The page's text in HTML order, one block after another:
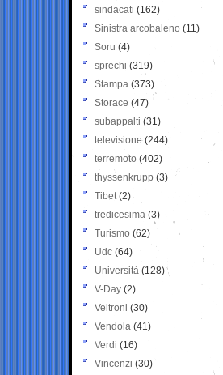
sindacati (162)
Sinistra arcobaleno (11)
Soru (4)
sprechi (319)
Stampa (373)
Storace (47)
subappalti (31)
televisione(244)
terremoto (402)
thyssenkrupp (3)
Tibet(2)
tredicesima (3)
Turismo (62)
Udc (64)
Università (128)
V-Day (2)
Veltroni (30)
Vendola (41)
Verdi (16)
Vincenzi (30)